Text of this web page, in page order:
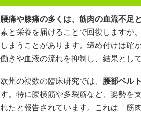
腰痛や膝痛の多くは、筋肉の血流不足
素と栄養を届けることで回復しますが
しまうことがあります。締め付けは確
働きや血液の流れを抑制し、結果として
欧州の複数の臨床研究では、 腰部ベル
す。特に腹横筋や多裂筋など、姿勢を
れたと報告されています。これは「筋